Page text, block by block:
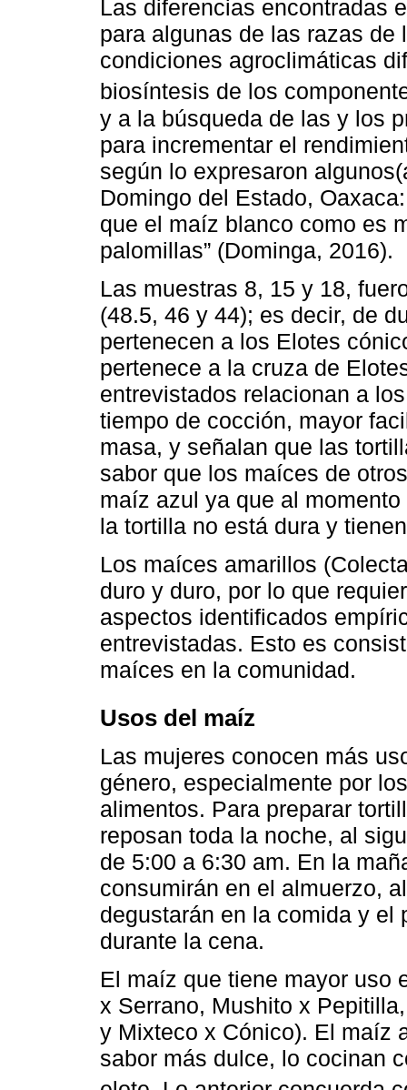
Las diferencias encontradas
para algunas de las razas de
condiciones agroclimáticas
biosíntesis de los
y a la búsqueda de las y los
para incrementar el
según lo expresaron
Domingo del Estado,
que el maíz blanco como es
palomillas” (Dominga, 2016).
Las muestras 8, 15 y 18,
(48.5, 46 y 44); es decir, de
pertenecen a los Elotes
pertenece a la cruza de
entrevistados relacionan a
tiempo de cocción, mayor
masa, y señalan que las
sabor que los maíces de
maíz azul ya que al
la tortilla no está dura y
Los maíces amarillos
duro y duro, por lo que
aspectos identificados
entrevistadas. Esto es
maíces en la comunidad.
Usos del maíz
Las mujeres conocen más
género, especialmente por
alimentos. Para preparar
reposan toda la noche, al
de 5:00 a 6:30 am. En la
consumirán en el almuerzo,
degustarán en la comida y el
durante la cena.
El maíz que tiene mayor uso
x Serrano, Mushito x
y Mixteco x Cónico). El maíz
sabor más dulce, lo cocinan